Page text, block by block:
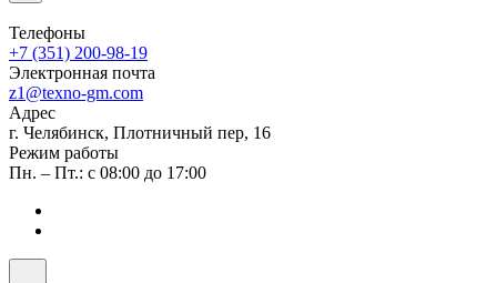
Телефоны
+7 (351) 200-98-19
Электронная почта
z1@texno-gm.com
Адрес
г. Челябинск, Плотничный пер, 16
Режим работы
Пн. – Пт.: с 08:00 до 17:00